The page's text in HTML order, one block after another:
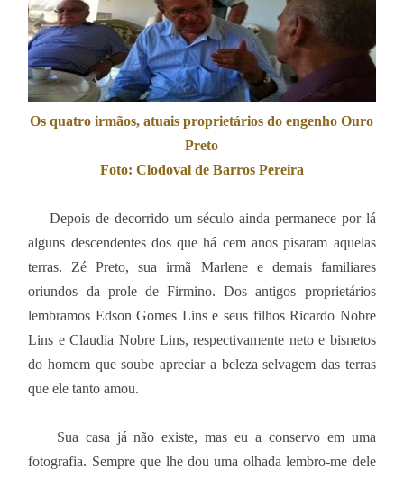
Os quatro irmãos, atuais proprietários do engenho Ouro
Preto
Foto: Clodoval de Barros Pereira
Depois de decorrido um século ainda permanece por lá
alguns descendentes dos que há cem anos pisaram aquelas
terras. Zé Preto, sua irmã Marlene e demais familiares
oriundos da prole de Firmino. Dos antigos proprietários
lembramos Edson Gomes Lins e seus filhos Ricardo Nobre
Lins e Claudia Nobre Lins, respectivamente neto e bisnetos
do homem que soube apreciar a beleza selvagem das terras
que ele tanto amou.
Sua casa já não existe, mas eu a conservo em uma
fotografia. Sempre que lhe dou uma olhada lembro-me dele